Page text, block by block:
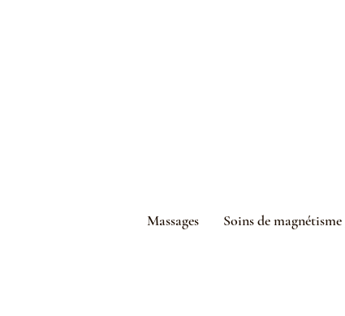
Massages Soins de